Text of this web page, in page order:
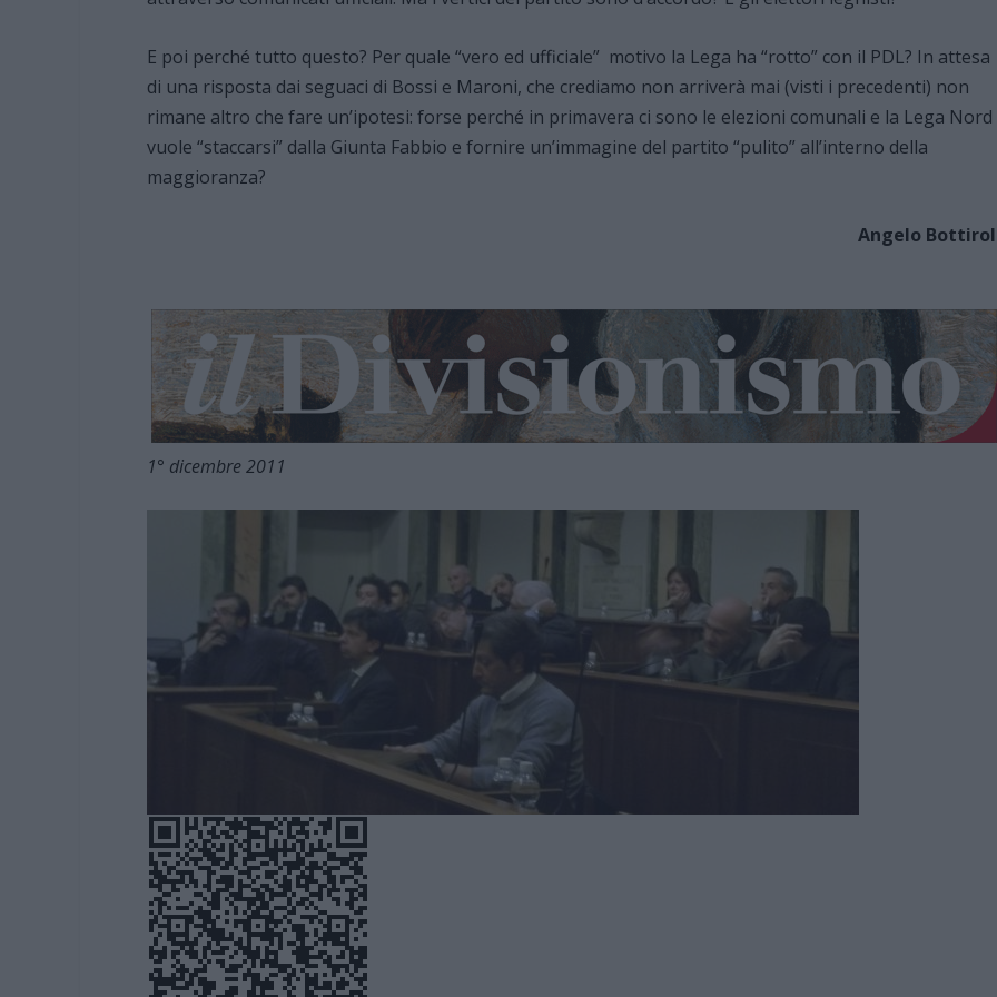
E poi perché tutto questo? Per quale “vero ed ufficiale” motivo la Lega ha “rotto” con il PDL? In attesa
di una risposta dai seguaci di Bossi e Maroni, che crediamo non arriverà mai (visti i precedenti) non
rimane altro che fare un’ipotesi: forse perché in primavera ci sono le elezioni comunali e la Lega Nord
vuole “staccarsi” dalla Giunta Fabbio e fornire un’immagine del partito “pulito” all’interno della
maggioranza?
Angelo
1° dicembre 2011